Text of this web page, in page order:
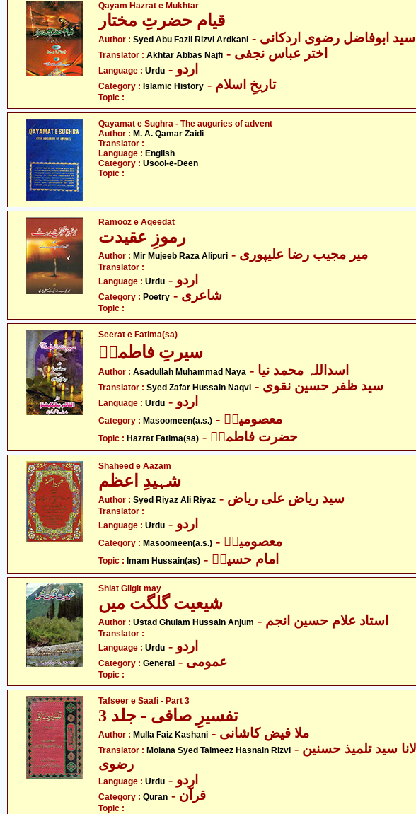
Qayam Hazrat e Mukhtar
قیام حضرتِ مختار
Author : Syed Abu Fazil Rizvi Ardkani - سید ابوفاضل رضوی اردکانی
Translator : Akhtar Abbas Najfi - اختر عباس نجفی
Language : Urdu - اردو
Category : Islamic History - تاریخِ اسلام
Topic :
Qayamat e Sughra - The auguries of advent
Author : M. A. Qamar Zaidi
Translator :
Language : English
Category : Usool-e-Deen
Topic :
Ramooz e Aqeedat
رموزِ عقیدت
Author : Mir Mujeeb Raza Alipuri - میر مجیب رضا علیپوری
Translator :
Language : Urdu - اردو
Category : Poetry - شاعری
Topic :
Seerat e Fatima(sa)
سیرتِ فاطمہؑ
Author : Asadullah Muhammad Naya - اسداللہ محمد نیا
Translator : Syed Zafar Hussain Naqvi - سید ظفر حسین نقوی
Language : Urdu - اردو
Category : Masoomeen(a.s.) - معصومینؑ
Topic : Hazrat Fatima(sa) - حضرت فاطمہؑ
Shaheed e Aazam
شہیدِ اعظم
Author : Syed Riyaz Ali Riyaz - سید ریاض علی ریاض
Translator :
Language : Urdu - اردو
Category : Masoomeen(a.s.) - معصومینؑ
Topic : Imam Hussain(as) - امام حسینؑ
Shiat Gilgit may
شیعیت گلگت میں
Author : Ustad Ghulam Hussain Anjum - استاد علام حسین انجم
Translator :
Language : Urdu - اردو
Category : General - عمومی
Topic :
Tafseer e Saafi - Part 3
تفسیرِ صافی - جلد 3
Author : Mulla Faiz Kashani - ملا فیض کاشانی
Translator : Molana Syed Talmeez Hasnain Rizvi - مولانا سید تلمیذ حسنین
رضوی
Language : Urdu - اردو
Category : Quran - قرآن
Topic :